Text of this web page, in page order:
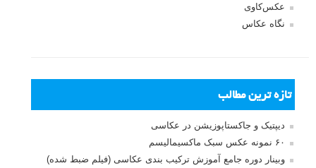
عکس‌کاوی
نگاه عکاس
تازه ترین مطالب
دیپتیک و جاکستا‌پوزیشن در عکاسی
۶۰ نمونه عکس سبک ماکسیمالیسم
وبینار دوره جامع آموزش ترکیب بندی عکاسی (فیلم ضبط شده)